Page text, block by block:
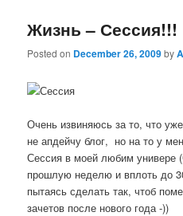
Жизнь – Сессия!!!
Posted on December 26, 2009by
Очень извиняюсь за то, что
не апдейчу блог, но на то у
Сессия в моей любим универе
прошлую неделю и вплоть до
пытаясь сделать так, чтоб
зачетов после нового года -))